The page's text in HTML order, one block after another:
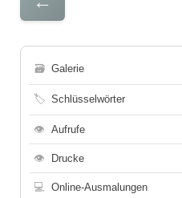
🗃 Galerie
🏷 Schlüsselwörter
👁 Aufrufe
👁 Drucke
💻 Online-Ausmalungen